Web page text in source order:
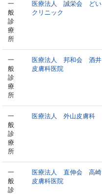
一
般
診
療
所
医療法人 誠栄会 どい
クリニック
一
般
診
療
所
医療法人 邦和会 酒井
皮膚科医院
一
般
診
療
所
医療法人 外山皮膚科
一
般
診
医療法人 直伸会 高崎
皮膚科医院